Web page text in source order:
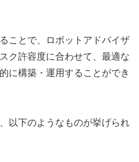
ことで、ロボットアドバイザ
ク許容度に合わせて、最適な
に構築・運用することができ
以下のようなものが挙げられ